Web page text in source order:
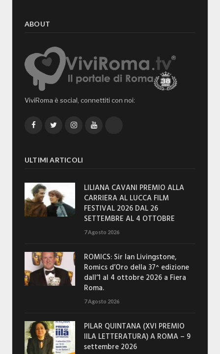
ABOUT
ViviRoma è social, connettiti con noi:
FacebookTwitterInstagramYouTube
ULTIMI ARTICOLI
LILIANA CAVANI PREMIO ALLA
CARRIERA AL LUCCA FILM
FESTIVAL 2026 DAL 26
SETTEMBRE AL 4 OTTOBRE
7 Agosto 2026
ROMICS: Sir Ian Livingstone,
Romics d’Oro della 37^ edizione
dall’1 al 4 ottobre 2026 a Fiera
Roma.
7 Agosto 2026
PILAR QUINTANA (XVI PREMIO
IILA LETTERATURA) A ROMA – 9
settembre 2026